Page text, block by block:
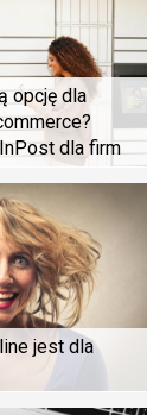
opcję dla
dla firm
jest dla